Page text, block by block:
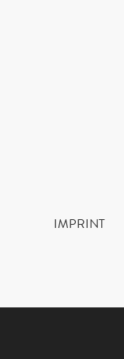
IMPRINT